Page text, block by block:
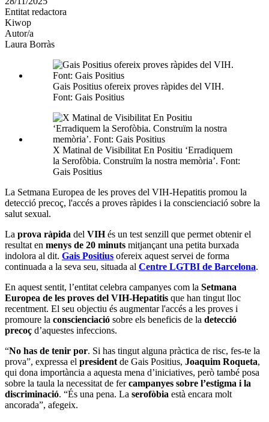
altres
xarxes
socials
Entitat redactora
Kiwop
Autor/a
Laura Borràs
Gais Positius ofereix proves ràpides del VIH.
Font: Gais Positius
X Matinal de Visibilitat En Positiu ‘Erradiquem
la Serofòbia. Construïm la nostra memòria’. Font:
Gais Positius
La Setmana Europea de les proves del VIH-Hepatitis promou la
detecció precoç, l'accés a proves ràpides i la conscienciació sobre la
salut sexual.
La prova ràpida del VIHés un test senzill que permet obtenir el
resultat en menys de 20 minuts mitjançant una petita burxada
indolora al dit. Gais Positius ofereix aquest servei de forma
continuada a la seva seu, situada al Centre LGTBI de Barcelona.
En aquest sentit, l’entitat celebra campanyes com la Setmana
Europea de les proves del VIH-Hepatitis que han tingut lloc
recentment. El seu objectiu és augmentar l'accés a les proves i
promoure la conscienciació sobre els beneficis de la detecció
precoç d’aquestes infeccions.
“No has de tenir por. Si has tingut alguna pràctica de risc, fes-te la
prova”, expressa el presidentde Gais Positius, Joaquim Roqueta,
qui dona importància a aquesta mena d’iniciatives, però també posa
sobre la taula la necessitat de fercampanyes sobre l’estigma i la
discriminació. “És una pena. La serofòbia està encara molt
ancorada”, afegeix.